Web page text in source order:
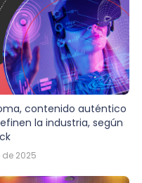
contenido auténtico
la industria, según
2025